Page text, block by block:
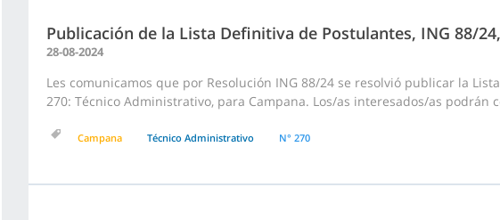
Publicación de la Lista Definitiva de Postulantes, ING 88/
28-08-2024
Les comunicamos que por Resolución ING 88/24 se resolvió publicar la
270: Técnico Administrativo, para Campana. Los/as interesados/as podrán
Campana Técnico Administrativo N° 270